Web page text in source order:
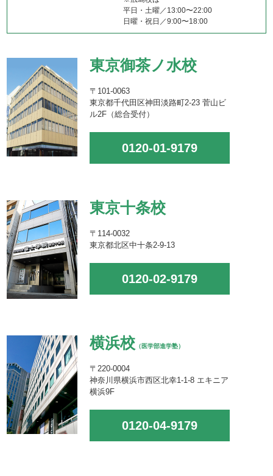
平日・土曜／13:00〜22:00
日曜・祝日／9:00〜18:00
東京御茶ノ水校
〒101-0063
東京都千代田区神田淡路町2-23 菅山ビ
ル2F（総合受付）
0120-01-9179
東京十条校
〒114-0032
東京都北区中十条2-9-13
0120-02-9179
横浜校 （医学部進学塾）
〒220-0004
神奈川県横浜市西区北幸1-1-8 エキニア
横浜9F
0120-04-9179